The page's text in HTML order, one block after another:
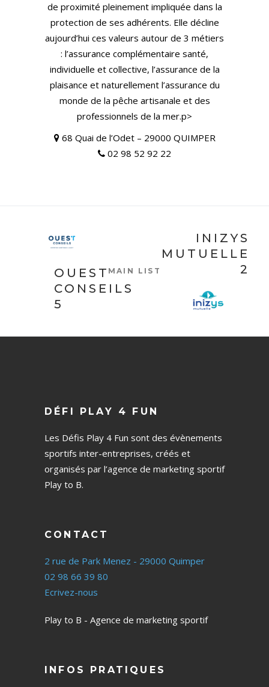
de proximité pleinement impliquée dans la
protection de ses adhérents. Elle décline
aujourd’hui ces valeurs autour de 3 métiers
: l’assurance complémentaire santé,
individuelle et collective, l’assurance de la
plaisance et naturellement l’assurance du
monde de la pêche artisanale et des
professionnels de la mer.p>
68 Quai de l’Odet – 29000 QUIMPER
02 98 52 92 22
OUEST
CONSEILS
5
MAIN LIST
INIZYS
MUTUELLE
2
DÉFI PLAY 4 FUN
Les Défis Play 4 Fun sont des évènements
sportifs inter-entreprises, créés et
organisés par l’agence de marketing sportif
Play to B.
CONTACT
2 rue de Park Menez - 29000 Quimper
02 98 66 39 80
Ecrivez-nous
Play to B - Agence de marketing sportif
INFOS PRATIQUES